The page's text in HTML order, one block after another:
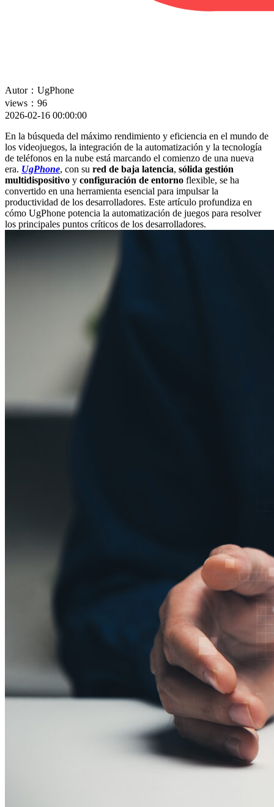
Autor：UgPhone
views：96
2026-02-16 00:00:00
En la búsqueda del máximo rendimiento y eficiencia en el mundo de
los videojuegos, la integración de la automatización y la tecnología
de teléfonos en la nube está marcando el comienzo de una nueva
era. UgPhone, con su red de baja latencia, sólida gestión
multidispositivo y configuración de entorno flexible, se ha
convertido en una herramienta esencial para impulsar la
productividad de los desarrolladores. Este artículo profundiza en
cómo UgPhone potencia la automatización de juegos para resolver
los principales puntos críticos de los desarrolladores.